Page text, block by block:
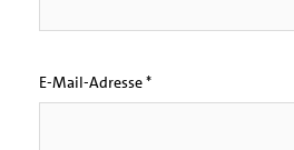
E-Mail-Adresse*